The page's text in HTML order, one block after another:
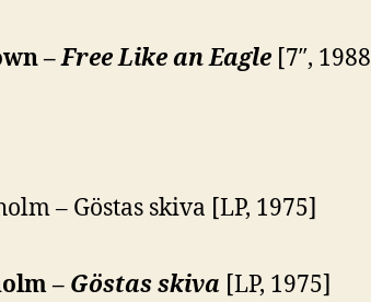
–Free Like an Eagle [7″,
– Göstas skiva [LP, 1975]